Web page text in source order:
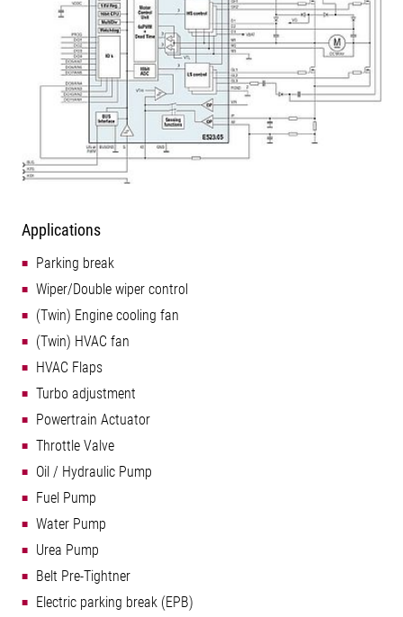
Applications
Parking break
Wiper/Double wiper control
(Twin) Engine cooling fan
(Twin) HVAC fan
HVAC Flaps
Turbo adjustment
Powertrain Actuator
Throttle Valve
Oil / Hydraulic Pump
Fuel Pump
Water Pump
Urea Pump
Belt Pre-Tightner
Electric parking break (EPB)